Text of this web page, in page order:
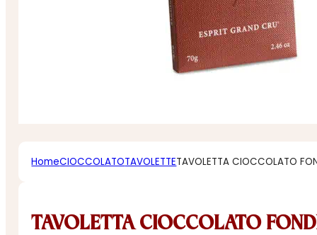
HomeCIOCCOLATOTAVOLETTETAVOLETTA CIOCCOLATO
TAVOLETTA CIOCCOLATO